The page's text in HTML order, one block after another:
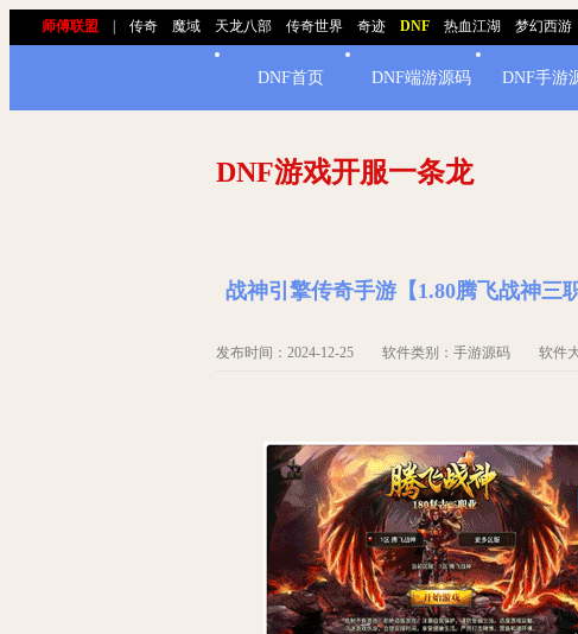
师傅联盟 传奇 魔域 天龙八部 传奇世界 奇迹 DNF 热血江湖 梦幻西游
DNF首页 DNF端游源码 DNF手游
DNF游戏开服一条龙
战神引擎传奇手游【1.80腾飞战神三
发布时间：2024-12-25 软件类别：手游源码 软件